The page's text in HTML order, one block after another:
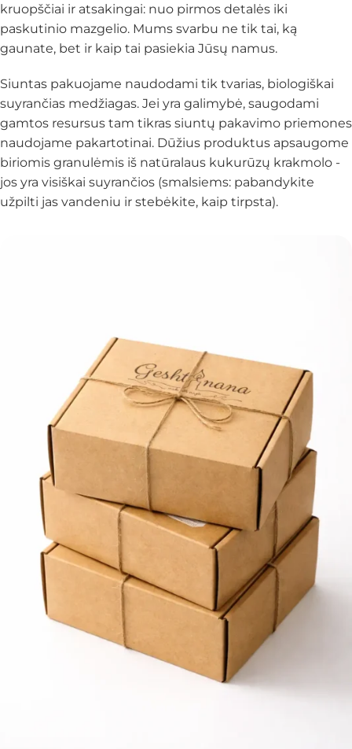
kruopščiai ir atsakingai: nuo pirmos detalės iki
paskutinio mazgelio. Mums svarbu ne tik tai, ką
gaunate, bet ir kaip tai pasiekia Jūsų namus.
Siuntas pakuojame naudodami tik tvarias, biologiškai
suyrančias medžiagas. Jei yra galimybė, saugodami
gamtos resursus tam tikras siuntų pakavimo priemones
naudojame pakartotinai. Dūžius produktus apsaugome
biriomis granulėmis iš natūralaus kukurūzų krakmolo -
jos yra visiškai suyrančios (smalsiems: pabandykite
užpilti jas vandeniu ir stebėkite, kaip tirpsta).